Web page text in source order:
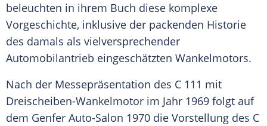
beleuchten in ihrem Buch diese komplexe
Vorgeschichte, inklusive der packenden Historie
des damals als vielversprechender
Automobilantrieb eingeschätzten Wankelmotors.
Nach der Messepräsentation des C 111 mit
Dreischeiben-Wankelmotor im Jahr 1969 folgt auf
dem Genfer Auto-Salon 1970 die Vorstellung des C